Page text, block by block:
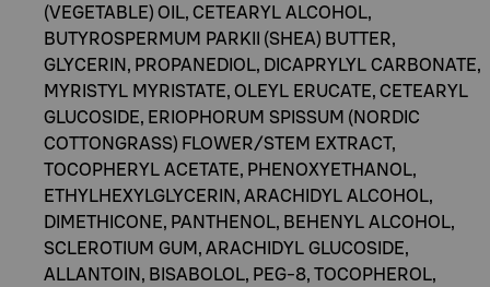
(VEGETABLE) OIL, CETEARYL ALCOHOL,
BUTYROSPERMUM PARKII (SHEA) BUTTER,
GLYCERIN, PROPANEDIOL, DICAPRYLYL CARBONATE,
MYRISTYL MYRISTATE, OLEYL ERUCATE, CETEARYL
GLUCOSIDE, ERIOPHORUM SPISSUM (NORDIC
COTTONGRASS) FLOWER/STEM EXTRACT,
TOCOPHERYL ACETATE, PHENOXYETHANOL,
ETHYLHEXYLGLYCERIN, ARACHIDYL ALCOHOL,
DIMETHICONE, PANTHENOL, BEHENYL ALCOHOL,
SCLEROTIUM GUM, ARACHIDYL GLUCOSIDE,
ALLANTOIN, BISABOLOL, PEG-8, TOCOPHEROL,